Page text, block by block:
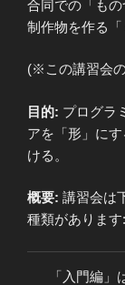
合同での「も
制作物を作る「
(※この講習会
目的: プログラ
アを「形」に
ける。
概要: 講習会は
種類があります:
「入門編